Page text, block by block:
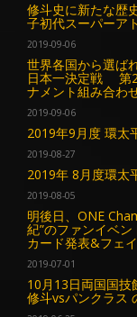
修斗史に新たな
子初代スーパーア
2019-09-06
世界各国から選ば
日本一決定戦 第
ナメント組み合わ
2019-09-06
2019年9月度 環太
2019-08-27
2019年 8月度環太
2019-08-05
明後日、ONE
紀”のファンイベ
カード発表&フェ
2019-07-01
10月13日両国国技
修斗vsパンクラス